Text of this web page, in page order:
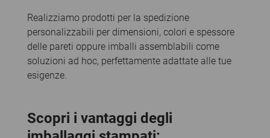
Realizziamo prodotti per la spedizione
personalizzabili per dimensioni, colori e spessore
delle pareti oppure imballi assemblabili come
soluzioni ad hoc, perfettamente adattate alle tue
esigenze.
Scopri i vantaggi degli